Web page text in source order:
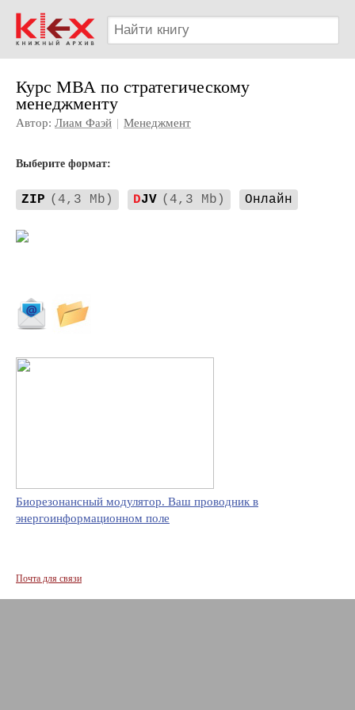
Курс МВА по стратегическому
менеджменту
Автор: Лиам Фаэй | Менеджмент
Выберите формат:
ZIP (4,3 Mb) DJV (4,3 Mb) Онлайн
Биорезонансный модулятор. Ваш проводник в
энергоинформационном поле
Почта для связи